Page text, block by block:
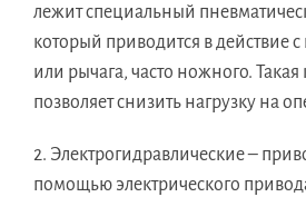
лежит специальный
который приводится в действие
или рычага, часто ножного. Такая
позволяет снизить нагрузку на
2. Электрогидравлические –
помощью электрического